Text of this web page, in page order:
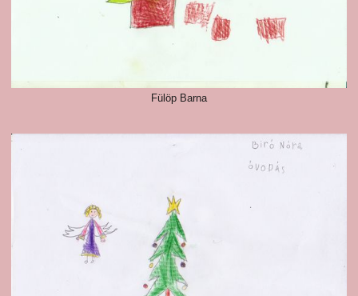
Fülöp Barna